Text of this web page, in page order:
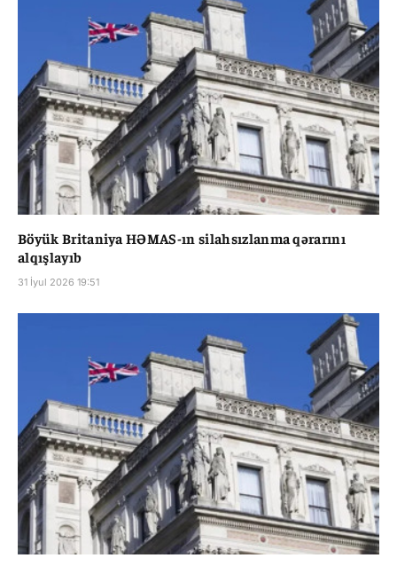
Böyük Britaniya HƏMAS-ın silahsızlanma qərarını
alqışlayıb
31 İyul 2026 19:51